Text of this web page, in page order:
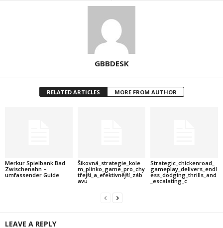
GBBDESK
RELATED ARTICLES MORE FROM AUTHOR
Merkur Spielbank Bad
Zwischenahn –
umfassender Guide
Šikovná_strategie_kole
m_plinko_game_pro_chy
třejší_a_efektivnější_záb
avu
Strategic_chickenroad_
gameplay_delivers_endl
ess_dodging_thrills_and
_escalating_c
LEAVE A REPLY